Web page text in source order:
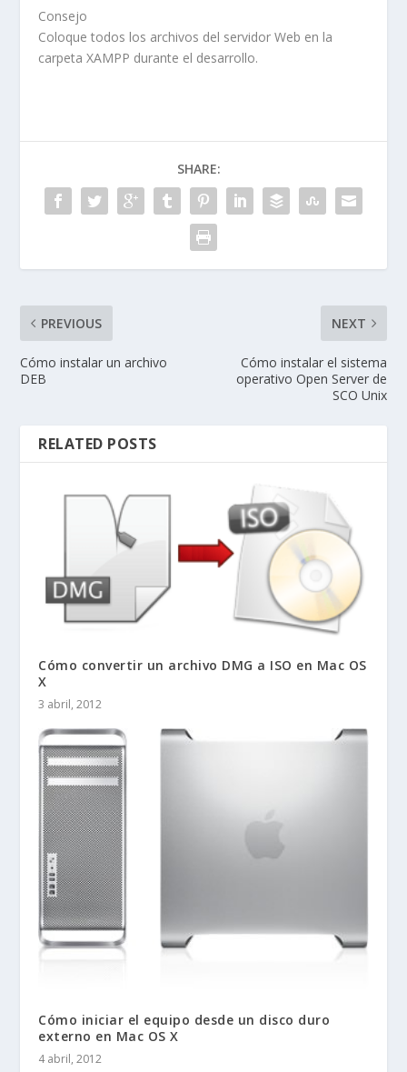
Consejo
Coloque todos los archivos del servidor Web en la
carpeta XAMPP durante el desarrollo.
SHARE:
PREVIOUS
Cómo instalar un archivo
DEB
NEXT
Cómo instalar el sistema
operativo Open Server de
SCO Unix
RELATED POSTS
Cómo convertir un archivo DMG a ISO en Mac OS
X
3 abril, 2012
Cómo iniciar el equipo desde un disco duro
externo en Mac OS X
4 abril, 2012